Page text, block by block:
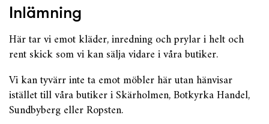
Inlämning
Här tar vi emot kläder, inredning och prylar i helt och
rent skick som vi kan sälja vidare i våra butiker.
Vi kan tyvärr inte ta emot möbler här utan hänvisar
istället till våra butiker i Skärholmen, Botkyrka Handel,
Sundbyberg eller Ropsten.